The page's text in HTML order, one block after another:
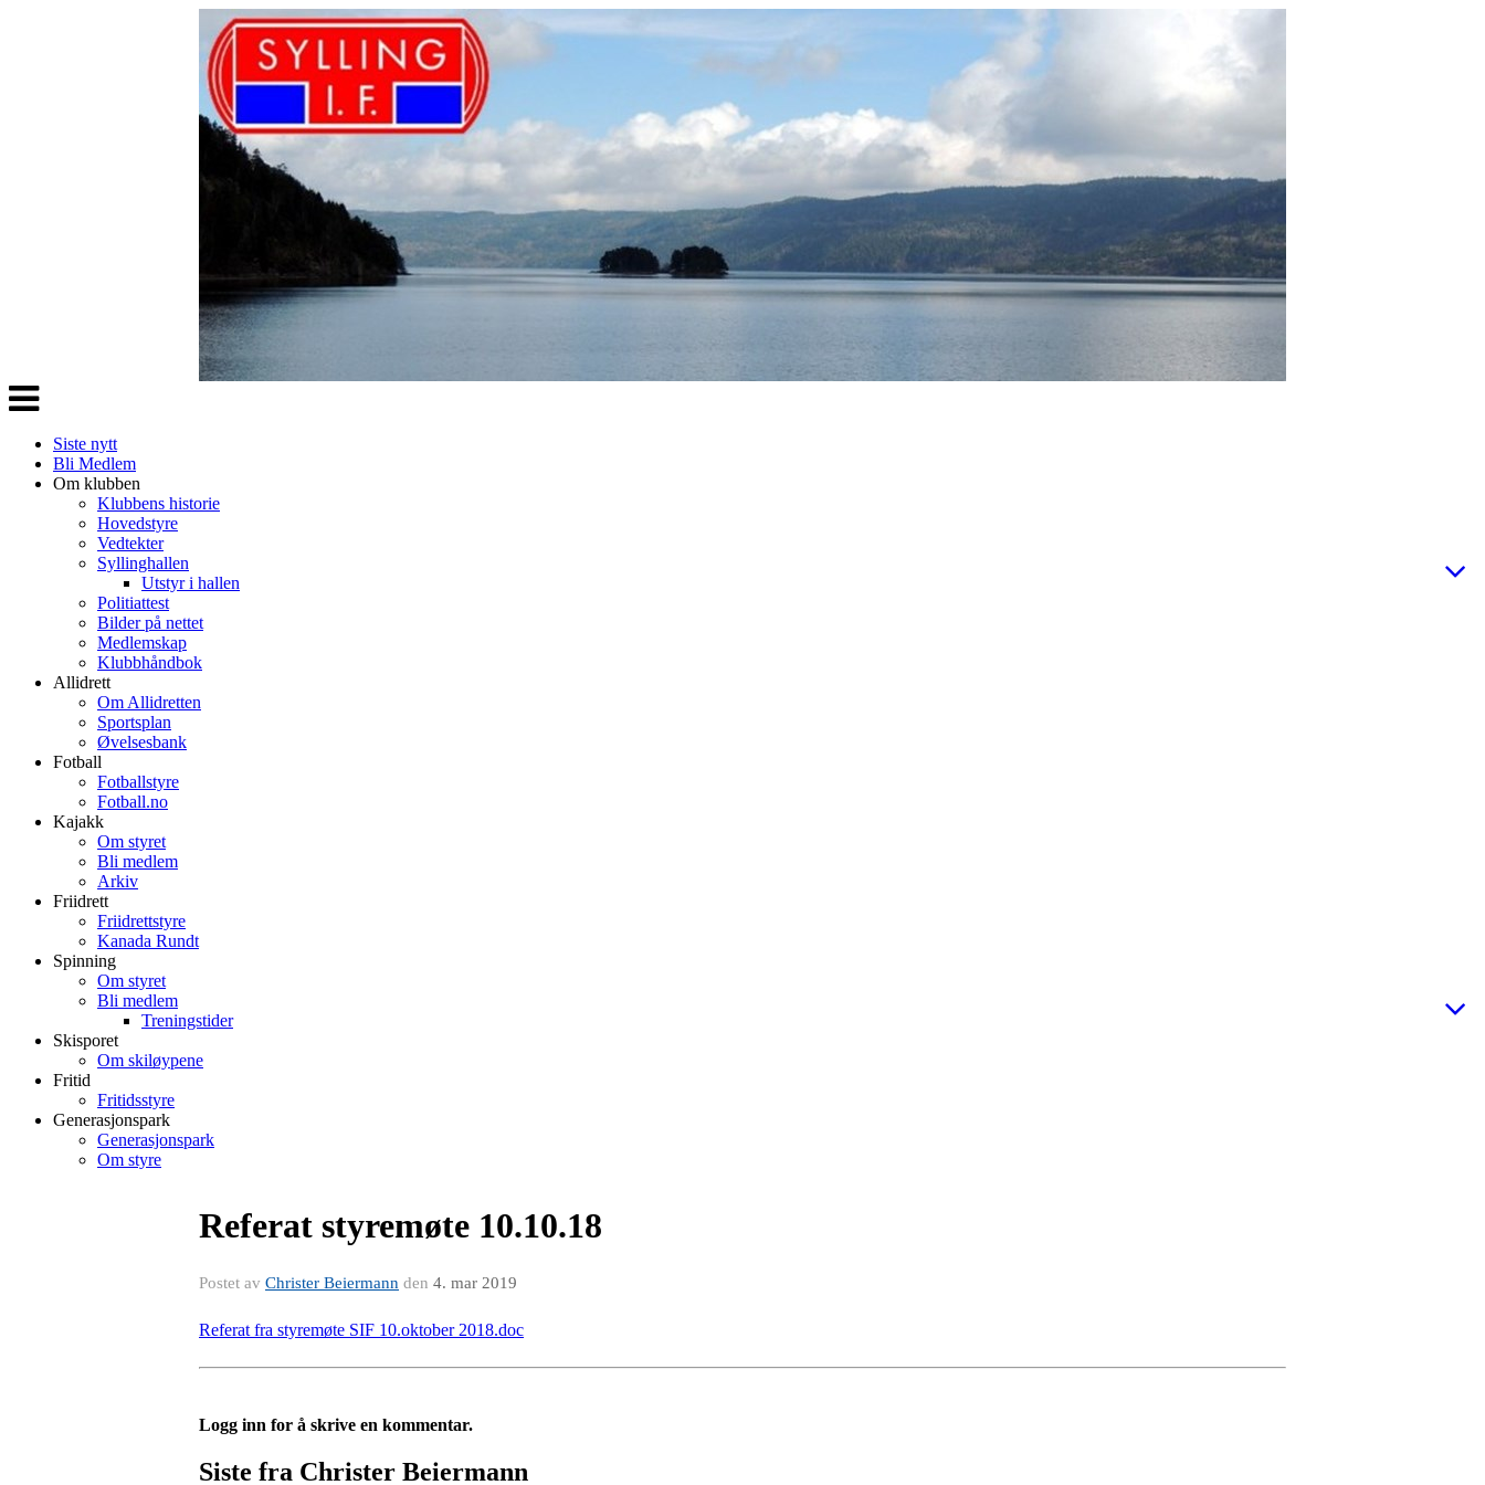
Veksle
navigasjon
Siste nytt
Bli Medlem
Om klubben
Klubbens historie
Hovedstyre
Vedtekter
Syllinghallen
Utstyr i hallen
Politiattest
Bilder på nettet
Medlemskap
Klubbhåndbok
Allidrett
Om Allidretten
Sportsplan
Øvelsesbank
Fotball
Fotballstyre
Fotball.no
Kajakk
Om styret
Bli medlem
Arkiv
Friidrett
Friidrettstyre
Kanada Rundt
Spinning
Om styret
Bli medlem
Treningstider
Skisporet
Om skiløypene
Fritid
Fritidsstyre
Generasjonspark
Generasjonspark
Om styre
Referat styremøte 10.10.18
Postet av Christer Beiermann den 4. mar 2019
Referat fra styremøte SIF 10.oktober 2018.doc
Logg inn for å skrive en kommentar.
Siste fra Christer Beiermann